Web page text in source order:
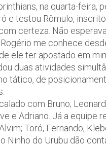
na quarta-feira,
e testou Rômulo,
certeza. Não
me conhece
ele ter apostado em
duas atividades
tático, de
com Bruno;
e Adriano. Já a equipe
Toró, Fernando,
Ninho do Urubu dão